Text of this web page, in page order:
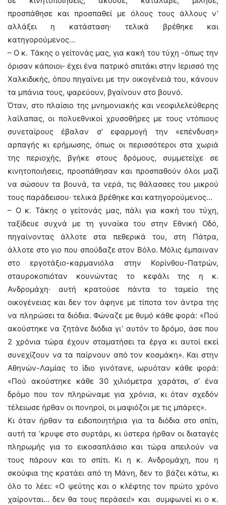
προσπάθησε και προσπαθεί με όλους τους άλλους ν’
αλλάξει η κατάσταση· τελικά βρέθηκε και
κατηγορούμενος…
– Ο κ. Τάκης ο γείτονάς μας, για κακή του τύχη -όπως την
όρισαν κάποιοι- έχει ένα πατρικό σπιτάκι στην Ιερισσό της
Χαλκιδικής, όπου πηγαίνει με την οικογένειά του, κάνουν
τα μπάνια τους, ψαρεύουν, βγαίνουν στο βουνό.
Όταν, στo πλαίσιo της μνημονιακής και νεοφιλελεύθερης
λαίλαπας, οι πολυεθνικοί χρυσοθήρες με τους ντόπιους
συνεταίρους έβαλαν σ’ εφαρμογή την «επένδυση»
αρπαγής κι ερήμωσης, όπως οι περισσότεροι στα χωριά
της περιοχής, βγήκε στους δρόμους, συμμετείχε σε
κινητοποιήσεις, προσπάθησαν και προσπαθούν όλοι μαζί
να σώσουν τα βουνά, τα νερά, τις θάλασσες του μικρού
τους παράδεισου· τελικά βρέθηκε και κατηγορούμενος…
– Ο κ. Τάκης ο γείτονάς μας, πάλι για κακή του τύχη,
ταξίδευε συχνά με τη γυναίκα του στην Εθνική Οδό,
πηγαίνοντας άλλοτε στα πεθερικά του, στη Πάτρα,
άλλοτε στο γιο που σπούδαζε στον Βόλο. Μόλις έμπαιναν
στο εργοτάξιο-καρμανιόλα στην Κορίνθου-Πατρών,
σταυροκοπιόταν κουνώντας το κεφάλι της η κ.
Ανδρομάχη· αυτή κρατούσε πάντα το ταμείο της
οικογένειας και δεν τον άφηνε με τίποτα τον άντρα της
να πληρώσει τα διόδια. Φώναζε με θυμό κάθε φορά: «Πού
ακούστηκε να ζητάνε διόδια γι’ αυτόν το δρόμο, άσε που
2 χρόνια τώρα έχουν σταματήσει τα έργα κι αυτοί εκεί
συνεχίζουν να τα παίρνουν από τον κοσμάκη». Και στην
Αθηνών-Λαμίας το ίδιο γινότανε, ωρυόταν κάθε φορά:
«Πού ακούστηκε κάθε 30 χιλιόμετρα χαράτσι, σ’ ένα
δρόμο που τον πληρώναμε για χρόνια, κι όταν σχεδόν
τέλειωσε ήρθαν οι πονηροί, οι μαφιόζοι με τις μπάρες».
Κι όταν ήρθαν τα ειδοποιητήρια για τα διόδια στο σπίτι,
αυτή τα ‘κρυψε στο συρτάρι, κι ύστερα ήρθαν οι διαταγές
πληρωμής για το εικοσαπλάσιο και τώρα απειλούν να
τους πάρουν και το σπίτι. Κι η κ. Ανδρομάχη, που η
σκούφια της κρατάει από τη Μάνη, δεν το βάζει κάτω, κι
όλο το λέει: «Ο ψεύτης και ο κλέφτης τον πρώτο χρόνο
χαίρονται… δεν θα τους περάσει!» και συμφωνεί κι ο κ.